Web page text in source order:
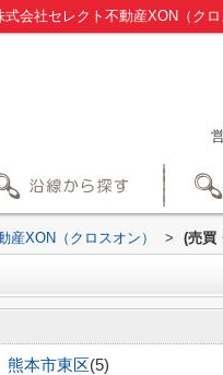
会社セレクト不動産XON（ク
産XON（クロスオン） > (売買
熊本市東区(5)